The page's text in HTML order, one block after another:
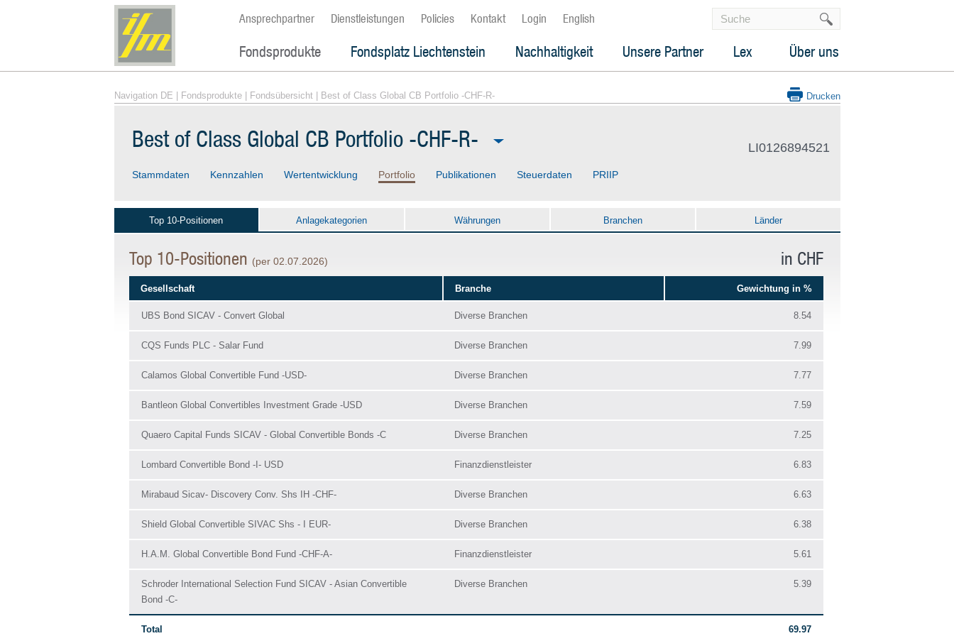
Ansprechpartner Dienstleistungen Policies Kontakt Login English
Fondsprodukte Fondsplatz Liechtenstein Nachhaltigkeit Unsere Partner Lex Über uns
Navigation DE Fondsprodukte| Fondsübersicht| Best of Class Global CB Portfolio -CHF-R- Drucken
Best of Class Global CB Portfolio -CHF-R- LI0126894521
Stammdaten Kennzahlen Wertentwicklung Portfolio Publikationen Steuerdaten PRIIP
Top 10-Positionen Anlagekategorien Währungen Branchen Länder
in CHF
Top 10-Positionen (per 02.07.2026)
Gesellschaft Branche Gewichtung in %
UBS Bond SICAV - Convert Global Diverse Branchen 8.54
CQS Funds PLC - Salar Fund Diverse Branchen 7.99
Calamos Global Convertible Fund -USD- Diverse Branchen 7.77
Bantleon Global Convertibles Investment Grade -USD Diverse Branchen 7.59
Quaero Capital Funds SICAV - Global Convertible Bonds -C Diverse Branchen 7.25
Lombard Convertible Bond -I- USD Finanzdienstleister 6.83
Mirabaud Sicav- Discovery Conv. Shs IH -CHF- Diverse Branchen 6.63
Shield Global Convertible SIVAC Shs - I EUR- Diverse Branchen 6.38
H.A.M. Global Convertible Bond Fund -CHF-A- Finanzdienstleister 5.61
Schroder International Selection Fund SICAV - Asian Convertible
Bond -C-
Diverse Branchen 5.39
Total 69.97